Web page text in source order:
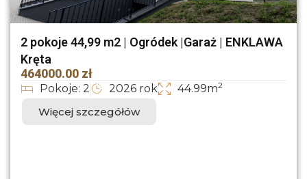
2 pokoje 44,99 m2 | Ogródek |Garaż | ENKLAWA
Kręta
464000.00 zł
Pokoje: 2 2026 rok 44.99m2
Więcej szczegółów